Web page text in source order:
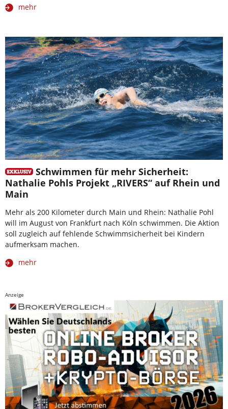
mehr
Schwimmen für mehr Sicherheit:
Nathalie Pohls Projekt „RIVERS“ auf Rhein und
Main
Mehr als 200 Kilometer durch Main und Rhein: Nathalie Pohl
will im August von Frankfurt nach Köln schwimmen. Die Aktion
soll zugleich auf fehlende Schwimmsicherheit bei Kindern
aufmerksam machen.
mehr
Anzeige